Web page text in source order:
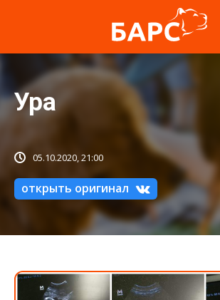
Ура
05.10.2020, 21:00
открыть оригинал